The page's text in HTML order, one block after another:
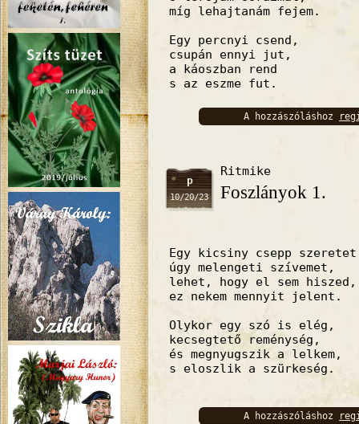
míg lehajtanám fejem.
Egy percnyi csend,
csupán ennyi jut,
a káoszban rend
s az eszme fut.
A hozzászóláshoz
p
10/20/23
Ritmike
Foszlányok 1.
Egy kicsiny csepp
úgy melengeti szívemet,
lehet, hogy el sem hiszed,
ez nekem mennyit jelent.
Olykor egy szó is elég,
kecsegtető reménység,
és megnyugszik a lelkem,
s eloszlik a szürkeség.
A hozzászóláshoz